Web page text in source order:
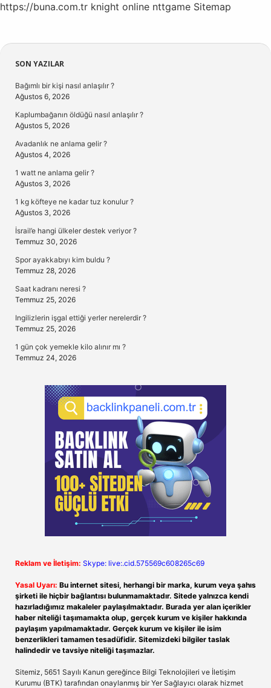
https://buna.com.tr knight online nttgame Sitemap
Sidebar
SON YAZILAR
Bağımlı bir kişi nasıl anlaşılır ?
Ağustos 6, 2026
Kaplumbağanın öldüğü nasıl anlaşılır ?
Ağustos 5, 2026
Avadanlık ne anlama gelir ?
Ağustos 4, 2026
1 watt ne anlama gelir ?
Ağustos 3, 2026
1 kg köfteye ne kadar tuz konulur ?
Ağustos 3, 2026
İsrail’e hangi ülkeler destek veriyor ?
Temmuz 30, 2026
Spor ayakkabıyı kim buldu ?
Temmuz 28, 2026
Saat kadranı neresi ?
Temmuz 25, 2026
Ingilizlerin işgal ettiği yerler nerelerdir ?
Temmuz 25, 2026
1 gün çok yemekle kilo alınır mı ?
Temmuz 24, 2026
Reklam ve İletişim: Skype: live:.cid.575569c608265c69
Yasal Uyarı: Bu internet sitesi, herhangi bir marka, kurum veya şahıs
şirketi ile hiçbir bağlantısı bulunmamaktadır. Sitede yalnızca kendi
hazırladığımız makaleler paylaşılmaktadır. Burada yer alan içerikler
haber niteliği taşımamakta olup, gerçek kurum ve kişiler hakkında
paylaşım yapılmamaktadır. Gerçek kurum ve kişiler ile isim
benzerlikleri tamamen tesadüfidir. Sitemizdeki bilgiler taslak
halindedir ve tavsiye niteliği taşımazlar.
Sitemiz, 5651 Sayılı Kanun gereğince Bilgi Teknolojileri ve İletişim
Kurumu (BTK) tarafından onaylanmış bir Yer Sağlayıcı olarak hizmet